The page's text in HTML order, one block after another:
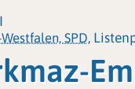
SPD,